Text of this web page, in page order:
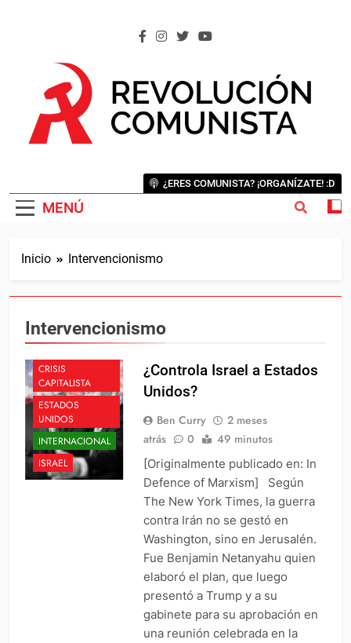
MENÚ
¿ERES COMUNISTA? ¡ORGANÍZATE! :D
Inicio Intervencionismo
Intervencionismo
CRISIS
CAPITALISTA
ESTADOS
UNIDOS
INTERNACIONAL
ISRAEL
¿Controla Israel a Estados
Unidos?
Ben Curry
2 meses
atrás
0 49 minutos
[Originalmente publicado en: In
Defence of Marxism] Según
The New York Times, la guerra
contra Irán no se gestó en
Washington, sino en Jerusalén.
Fue Benjamin Netanyahu quien
elaboró el plan, que luego
presentó a Trump y a su
gabinete para su aprobación en
una reunión celebrada en la